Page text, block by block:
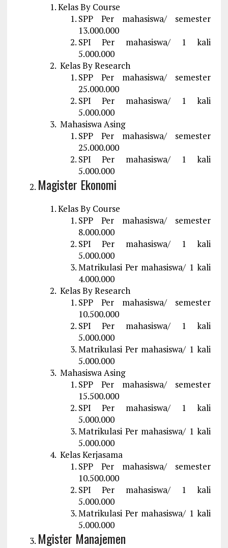
Kelas By Course
SPP Per mahasiswa/ semester
13.000.000
SPI Per mahasiswa/ 1 kali
5.000.000
Kelas By Research
SPP Per mahasiswa/ semester
25.000.000
SPI Per mahasiswa/ 1 kali
5.000.000
Mahasiswa Asing
SPP Per mahasiswa/ semester
25.000.000
SPI Per mahasiswa/ 1 kali
5.000.000
Magister Ekonomi
Kelas By Course
SPP Per mahasiswa/ semester
8.000.000
SPI Per mahasiswa/ 1 kali
5.000.000
Matrikulasi Per mahasiswa/ 1 kali
4.000.000
Kelas By Research
SPP Per mahasiswa/ semester
10.500.000
SPI Per mahasiswa/ 1 kali
5.000.000
Matrikulasi Per mahasiswa/ 1 kali
5.000.000
Mahasiswa Asing
SPP Per mahasiswa/ semester
15.500.000
SPI Per mahasiswa/ 1 kali
5.000.000
Matrikulasi Per mahasiswa/ 1 kali
5.000.000
Kelas Kerjasama
SPP Per mahasiswa/ semester
10.500.000
SPI Per mahasiswa/ 1 kali
5.000.000
Matrikulasi Per mahasiswa/ 1 kali
5.000.000
Mgister Manajemen